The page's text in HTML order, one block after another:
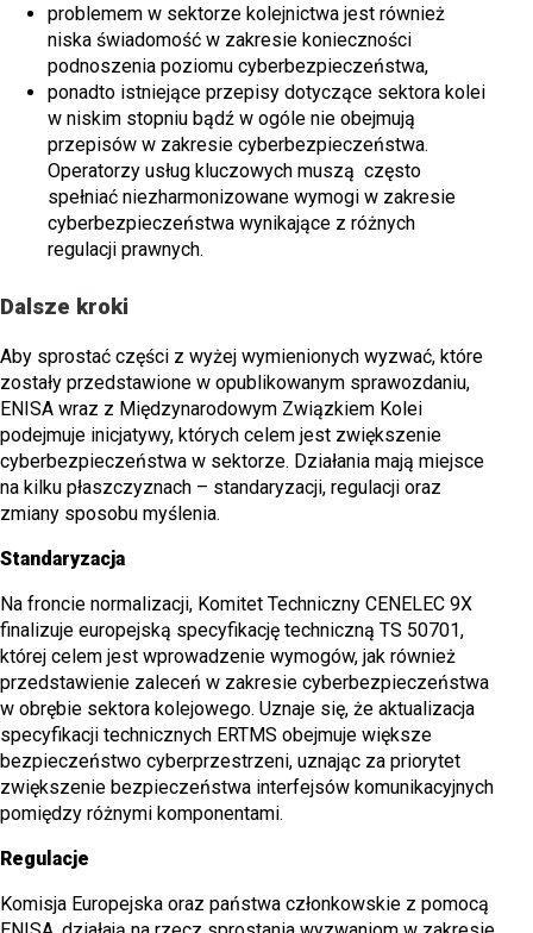
problemem w sektorze kolejnictwa jest również
niska świadomość w zakresie konieczności
podnoszenia poziomu cyberbezpieczeństwa,
ponadto istniejące przepisy dotyczące sektora kolei
w niskim stopniu bądź w ogóle nie obejmują
przepisów w zakresie cyberbezpieczeństwa.
Operatorzy usług kluczowych muszą często
spełniać niezharmonizowane wymogi w zakresie
cyberbezpieczeństwa wynikające z różnych
regulacji prawnych.
Dalsze kroki
Aby sprostać części z wyżej wymienionych wyzwać, które
zostały przedstawione w opublikowanym sprawozdaniu,
ENISA wraz z Międzynarodowym Związkiem Kolei
podejmuje inicjatywy, których celem jest zwiększenie
cyberbezpieczeństwa w sektorze. Działania mają miejsce
na kilku płaszczyznach – standaryzacji, regulacji oraz
zmiany sposobu myślenia.
Standaryzacja
Na froncie normalizacji, Komitet Techniczny CENELEC 9X
finalizuje europejską specyfikację techniczną TS 50701,
której celem jest wprowadzenie wymogów, jak również
przedstawienie zaleceń w zakresie cyberbezpieczeństwa
w obrębie sektora kolejowego. Uznaje się, że aktualizacja
specyfikacji technicznych ERTMS obejmuje większe
bezpieczeństwo cyberprzestrzeni, uznając za priorytet
zwiększenie bezpieczeństwa interfejsów komunikacyjnych
pomiędzy różnymi komponentami.
Regulacje
Komisja Europejska oraz państwa członkowskie z pomocą